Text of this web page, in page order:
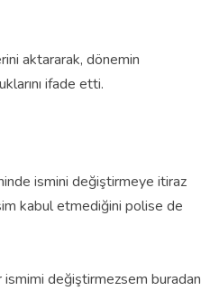
aktararak, dönemin
ifade etti.
ismini değiştirmeye itiraz
kabul etmediğini polise de
değiştirmezsem buradan